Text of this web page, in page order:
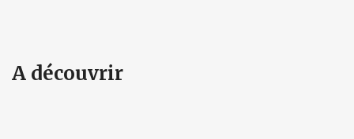
A découvrir